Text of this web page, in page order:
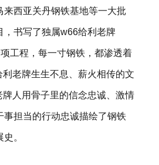
来西亚关丹钢铁基地等一大批
，书写了独属w66给利老牌
项工程，每一寸钢铁，都渗透着
牌生生不息、薪火相传的文
人用骨子里的信念忠诚、激情
事担当的行动忠诚描绘了钢铁
。